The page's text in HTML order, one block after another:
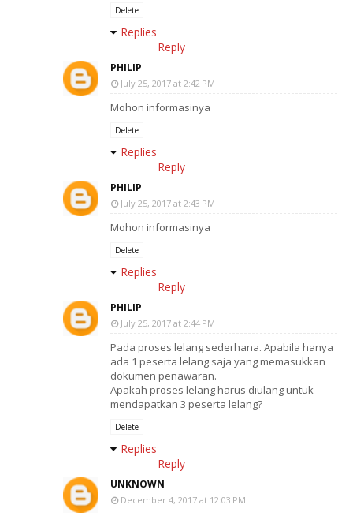
Delete
Replies
Reply
PHILIP
July 25, 2017 at 2:42 PM
Mohon informasinya
Delete
Replies
Reply
PHILIP
July 25, 2017 at 2:43 PM
Mohon informasinya
Delete
Replies
Reply
PHILIP
July 25, 2017 at 2:44 PM
Pada proses lelang sederhana. Apabila hanya
ada 1 peserta lelang saja yang memasukkan
dokumen penawaran.
Apakah proses lelang harus diulang untuk
mendapatkan 3 peserta lelang?
Delete
Replies
Reply
UNKNOWN
December 4, 2017 at 12:03 PM